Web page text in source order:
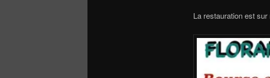
La restauration est